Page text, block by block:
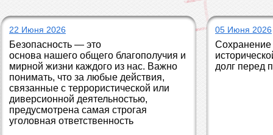
22 Июня 2026
Безопасность — это
основа нашего общего благополучия и
мирной жизни каждого из нас. Важно
понимать, что за любые действия,
связанные с террористической или
диверсионной деятельностью,
предусмотрена самая строгая
уголовная ответственность
05 Июня 2026
Сохранение
долг перед